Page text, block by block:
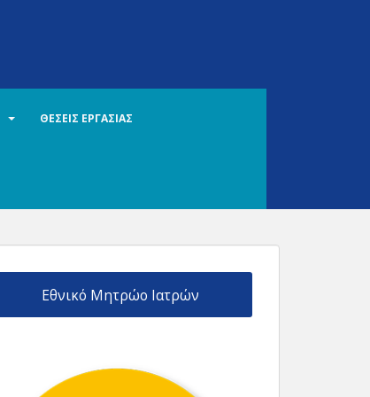
ΘΕΣΕΙΣ ΕΡΓΑΣΙΑΣ
Εθνικό Μητρώο Ιατρών